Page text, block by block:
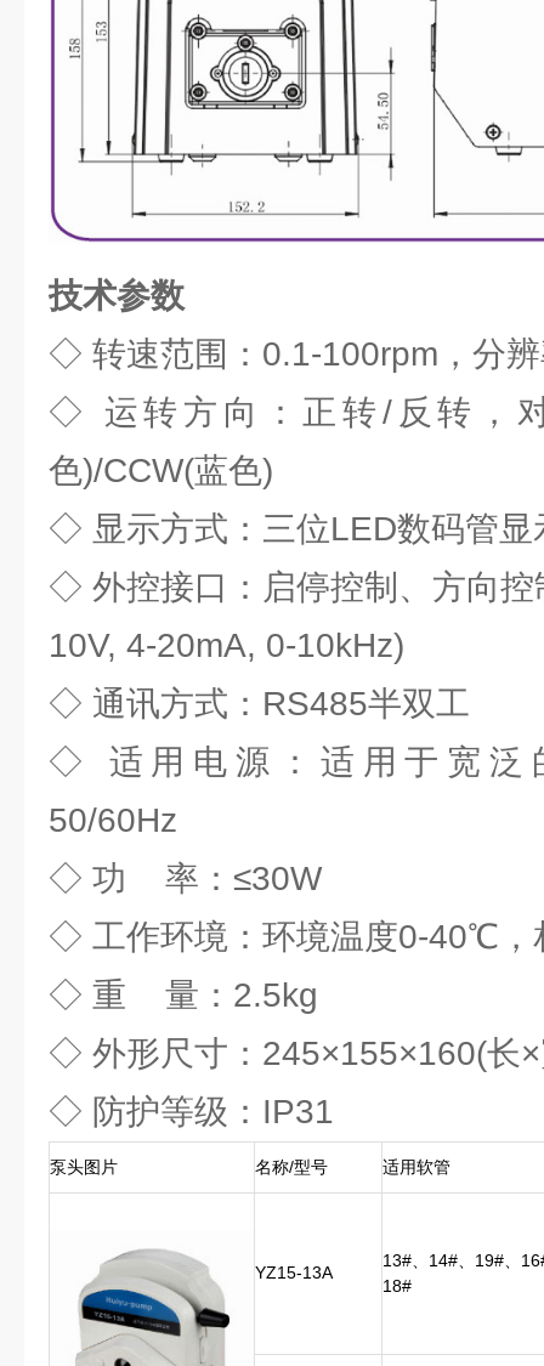
技术参数
◇ 转速范围：0.1-100rpm，分
◇ 运转方向：正转/反转，
色)/CCW(蓝色)
◇ 显示方式：三位LED数码管显
◇ 外控接口：启停控制、方向控
10V, 4-20mA, 0-10kHz)
◇ 通讯方式：RS485半双工
◇ 适用电源：适用于宽泛
50/60Hz
◇ 功 率：≤30W
◇ 工作环境：环境温度0-40℃，
◇ 重 量：2.5kg
◇ 外形尺寸：245×155×160(长
◇ 防护等级：IP31
泵头图片 名称/型号 适用软管
YZ15-13A
13#、14#、19#、
18#